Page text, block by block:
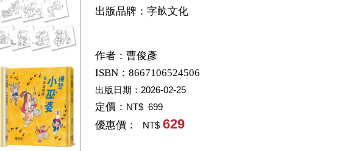
出版品牌：字畝文化
作者： 曹俊彥
ISBN：8667106524506
出版日期： 2026-02-25
定價： NT$ 699
優惠價： NT$ 629